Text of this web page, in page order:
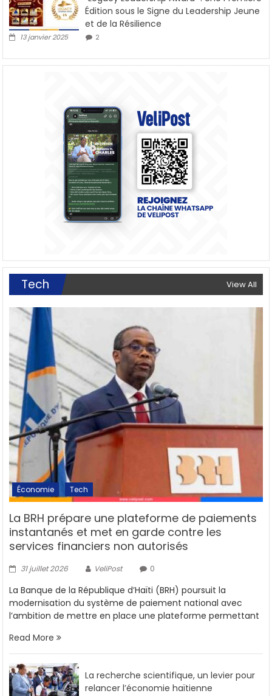
Édition sous le Signe du Leadership Jeune
et de la Résilience
13 janvier 2025 2
Tech View All
Économie Tech
La BRH prépare une plateforme de paiements
instantanés et met en garde contre les
services financiers non autorisés
31 juillet 2026 VeliPost 0
La Banque de la République d’Haïti (BRH) poursuit la
modernisation du système de paiement national avec
l’ambition de mettre en place une plateforme permettant
Read More
La recherche scientifique, un levier pour
relancer l’économie haïtienne